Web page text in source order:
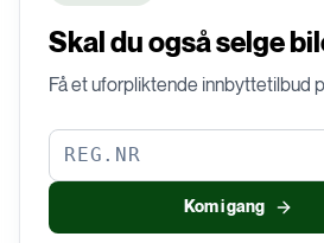
Skal du også selge
Få et uforpliktende innbyttetilbud
Kom i gang